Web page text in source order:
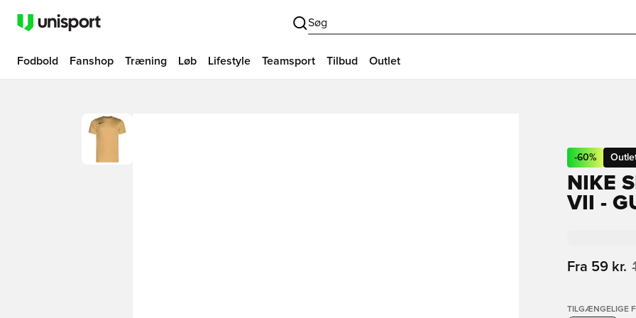
Søg
Fodbold Fanshop Træning Løb Lifestyle Teamsport Tilbud Outlet
-60%
NIKE
VII -
Fra 59 kr.
TILGÆNGELIGE